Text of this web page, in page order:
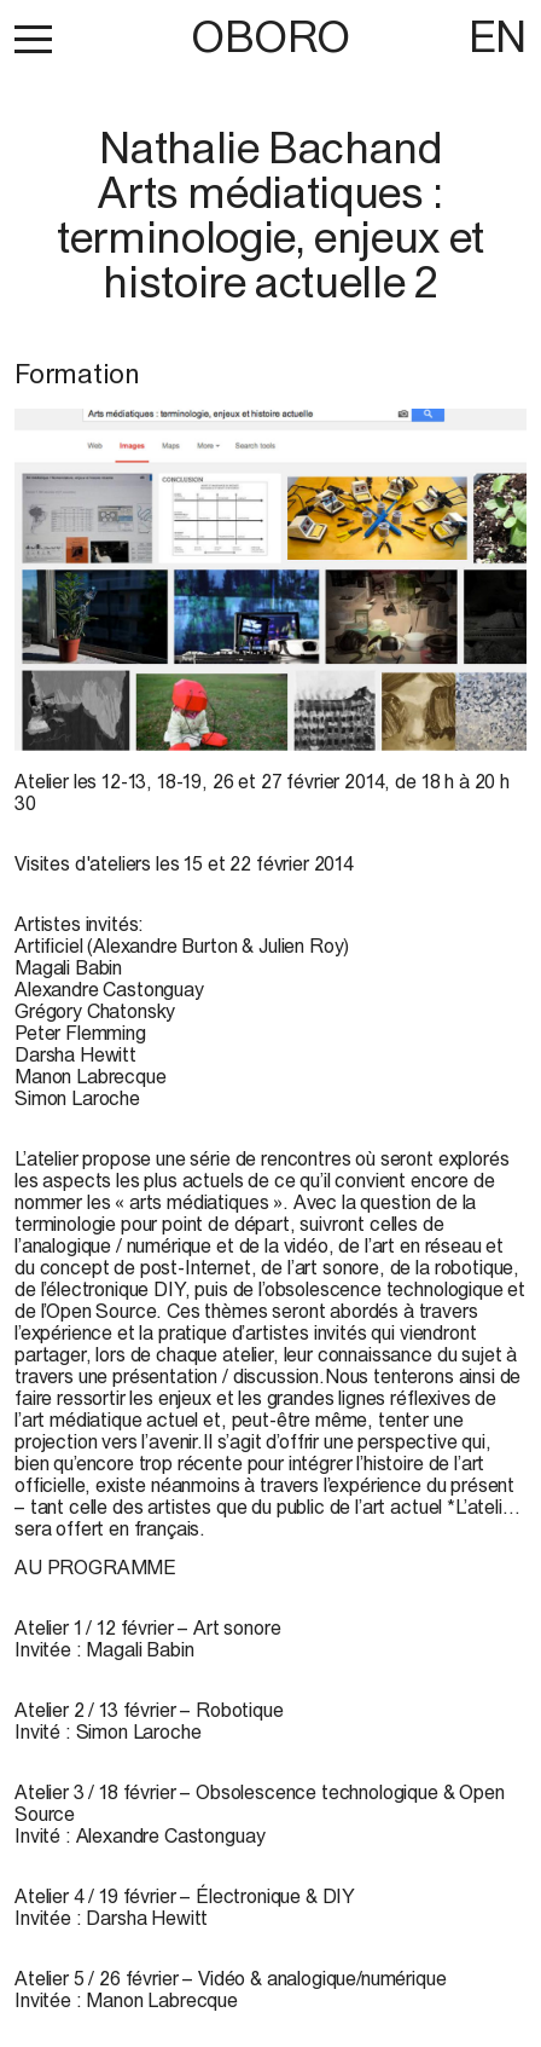
OBORO EN
Nathalie Bachand
Arts médiatiques :
terminologie, enjeux et
histoire actuelle 2
Formation
Atelier les12-13, 18-19, 26 et 27 février 2014, de 18 h à 20 h
30
Visites d'ateliers les15 et 22 février 2014
Artistes invités:
Artificiel (Alexandre Burton & Julien Roy)
Magali Babin
Alexandre Castonguay
Grégory Chatonsky
Peter Flemming
Darsha Hewitt
Manon Labrecque
Simon Laroche
L’atelier propose une série de rencontres où seront explorés
les aspects les plus actuels de ce qu’il convient encore de
nommer les « arts médiatiques ». Avec la question de la
terminologie pour point de départ, suivront celles de
l’analogique / numérique et de la vidéo, de l’art en réseau et
du concept de post-Internet, de l’art sonore, de la robotique,
de l’électronique DIY, puis de l’obsolescence technologique et
de l’Open Source. Ces thèmes seront abordés à travers
l’expérience et la pratique d’artistes invités qui viendront
partager, lors de chaque atelier, leur connaissance du sujet à
travers une présentation / discussion.Nous tenterons ainsi de
faire ressortir les enjeux et les grandes lignes réflexives de
l’art médiatique actuel et, peut-être même, tenter une
projection vers l’avenir.Il s’agit d’offrir une perspective qui,
bien qu’encore trop récente pour intégrer l’histoire de l’art
officielle, existe néanmoins à travers l’expérience du présent
– tant celle des artistes que du public de l’art actuel *L’atelier
sera offert en français.
AU PROGRAMME
Atelier 1 / 12 février – Art sonore
Invitée : Magali Babin
Atelier 2 / 13 février – Robotique
Invité : Simon Laroche
Atelier 3 / 18 février – Obsolescence technologique & Open
Source
Invité : Alexandre Castonguay
Atelier 4 / 19 février – Électronique & DIY
Invitée : Darsha Hewitt
Atelier 5 / 26 février – Vidéo & analogique/numérique
Invitée : Manon Labrecque